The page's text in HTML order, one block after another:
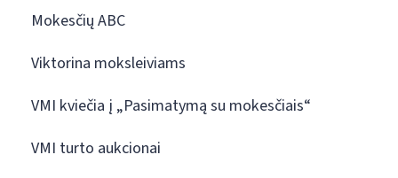
Mokesčių ABC
Viktorina moksleiviams
VMI kviečia į „Pasimatymą su mokesčiais“
VMI turto aukcionai